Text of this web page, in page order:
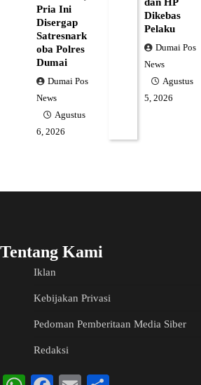
Pria Ini
Disergap
Satresnark
oba Polres
Dumai
Dumai Pos
News
Agustus
6, 2026
dan HP
Dikebas
Pelaku
Dumai Pos
News
Agustus
5, 2026
Tentang Kami
Iklan
Kebijakan Privasi
Pedoman Pemberitaan Media Siber
Redaksi